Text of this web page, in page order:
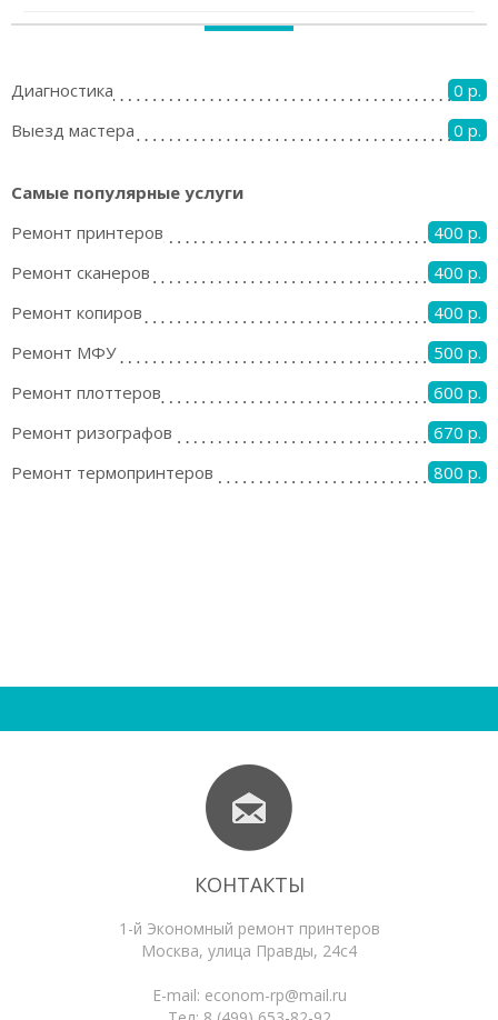
Диагностика
0 р.
Выезд мастера
0 р.
Самые популярные услуги
Ремонт принтеров
400 р.
Ремонт сканеров
400 р.
Ремонт копиров
400 р.
Ремонт МФУ
500 р.
Ремонт плоттеров
600 р.
Ремонт ризографов
670 р.
Ремонт термопринтеров
800 р.
КОНТАКТЫ
1-й Экономный ремонт принтеров
Москва, улица Правды, 24с4
E-mail: econom-rp@mail.ru